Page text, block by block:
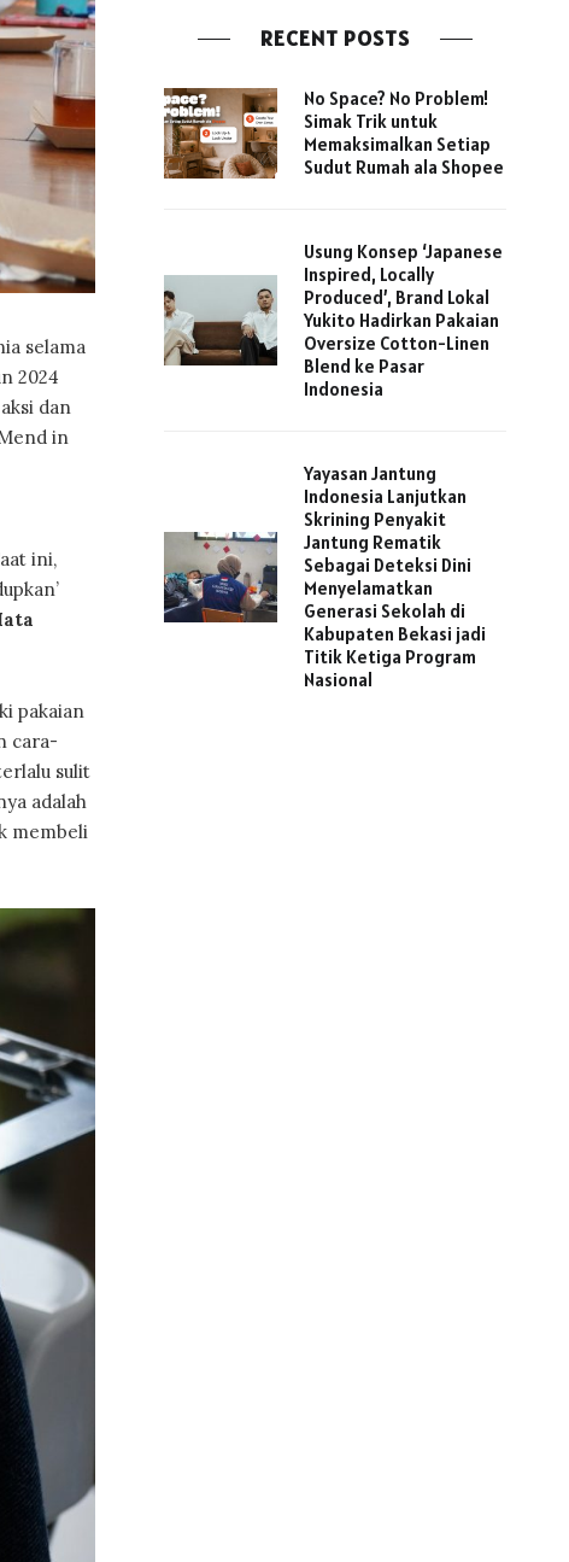
selama
2024
dan
in
ini,
pakaian
cara-
sulit
adalah
membeli
RECENT POSTS
No Space? No Problem!
Simak Trik untuk
Memaksimalkan Setiap
Sudut Rumah ala Shopee
Usung Konsep ‘Japanese
Inspired, Locally
Produced’, Brand Lokal
Yukito Hadirkan Pakaian
Oversize Cotton-Linen
Blend ke Pasar
Indonesia
Yayasan Jantung
Indonesia Lanjutkan
Skrining Penyakit
Jantung Rematik
Sebagai Deteksi Dini
Menyelamatkan
Generasi Sekolah di
Kabupaten Bekasi jadi
Titik Ketiga Program
Nasional